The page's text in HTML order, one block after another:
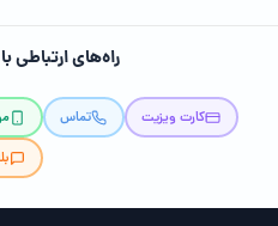
راه‌های ارتباطی با
کارت ویزیت تماس